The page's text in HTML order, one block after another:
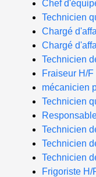
Chef
Technicien
Chargé
Chargé
Technicien
Fraiseur H/F
mécanicien
Technicien
Technicien
Technicien
Technicien
Frigoriste H/